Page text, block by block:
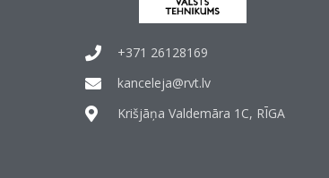
+371 26128169
kanceleja@rvt.lv
Krišjāņa Valdemāra 1C, RĪGA